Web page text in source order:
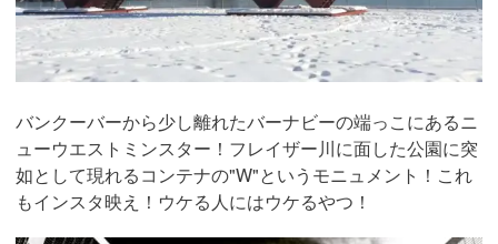
バンクーバーから少し離れたバーナビーの端っこにあるニ
ューウエストミンスター！フレイザー川に面した公園に突
如として現れるコンテナの"W"というモニュメント！これ
もインスタ映え！ウケる人にはウケるやつ！